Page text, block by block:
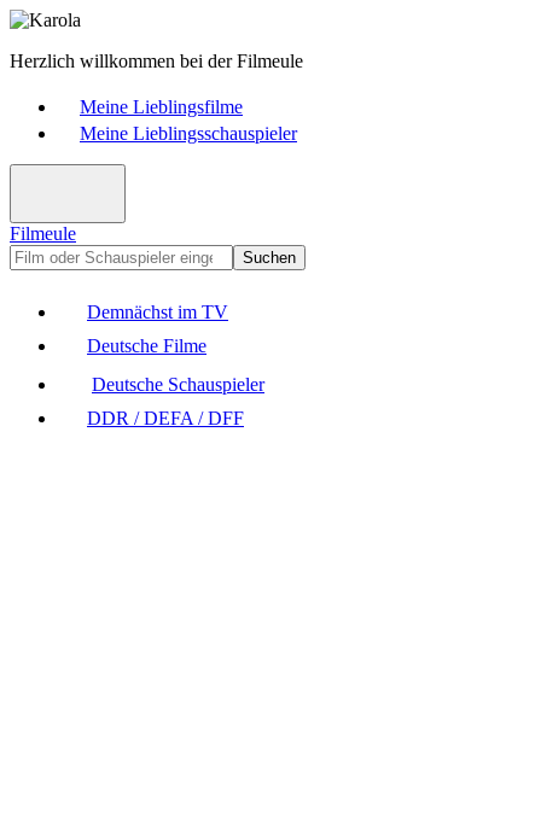
Herzlich willkommen bei der Filmeule
Meine Lieblingsfilme
Meine Lieblingsschauspieler
Filmeule
Suchen
Demnächst im TV
Deutsche Filme
Deutsche Schauspieler
DDR / DEFA / DFF